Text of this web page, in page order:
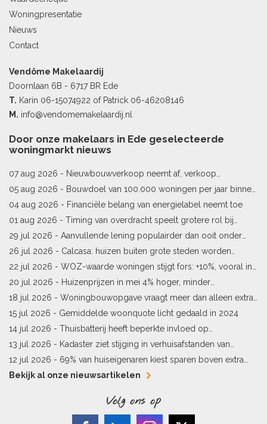
Woningpresentatie
Nieuws
Contact
Vendôme Makelaardij
Doornlaan 6B - 6717 BR Ede
T. Karin 06-15074922 of Patrick 06-46208146
M. info@vendomemakelaardij.nl
Door onze makelaars in Ede geselecteerde
woningmarkt nieuws
07 aug 2026 - Nieuwbouwverkoop neemt af, verkoop
bestaande woningen stijgt
05 aug 2026 - Bouwdoel van 100.000 woningen per jaar binnen
bereik
04 aug 2026 - Financiële belang van energielabel neemt toe
01 aug 2026 - Timing van overdracht speelt grotere rol bij
woningprijs
29 jul 2026 - Aanvullende lening populairder dan ooit onder
starters
26 jul 2026 - Calcasa: huizen buiten grote steden worden
sneller meer waard
22 jul 2026 - WOZ-waarde woningen stijgt fors: +10%, vooral in
Limburg en Pekela
20 jul 2026 - Huizenprijzen in mei 4% hoger, minder
woningverkopen
18 jul 2026 - Woningbouwopgave vraagt meer dan alleen extra
vergunningen
15 jul 2026 - Gemiddelde woonquote licht gedaald in 2024
14 jul 2026 - Thuisbatterij heeft beperkte invloed op
energielabel
13 jul 2026 - Kadaster ziet stijging in verhuisafstanden van
kopers
12 jul 2026 - 69% van huiseigenaren kiest sparen boven extra
hypotheekaflossing
Bekijk al onze nieuwsartikelen
Volg ons op